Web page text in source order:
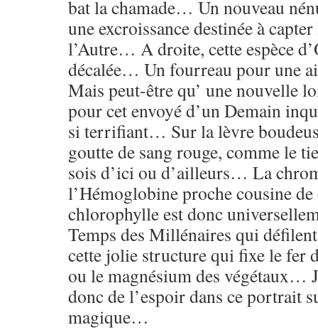
bat la chamade… Un nouveau
une excroissance destinée à
l’Autre… A droite, cette espèce
décalée… Un fourreau pour une
Mais peut-être qu’ une nouvelle
pour cet envoyé d’un Demain
si terrifiant… Sur la lèvre
goutte de sang rouge, comme le
sois d’ici ou d’ailleurs… La
l’Hémoglobine proche cousine de
chlorophylle est donc
Temps des Millénaires qui
cette jolie structure qui fixe le fer
ou le magnésium des végétaux…
donc de l’espoir dans ce portrait
magique…